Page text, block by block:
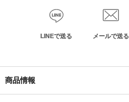
LINEで送る メールで送る
商品情報